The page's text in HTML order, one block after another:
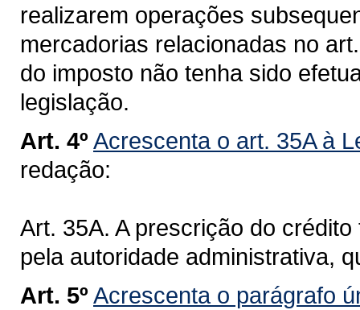
realizarem operações
mercadorias relacionadas no
do imposto não tenha sido
legislação.
Art. 4º Acrescenta o art. 35A à
redação:
Art. 35A. A prescrição do
pela autoridade administrativa,
Art. 5º Acrescenta o parágrafo